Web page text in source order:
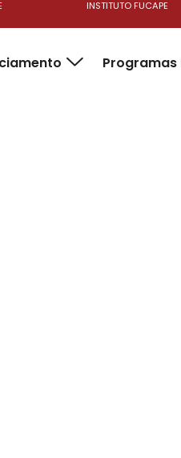
INSTITUTO FUCAPE